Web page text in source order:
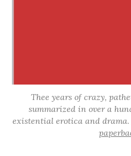
Thee years of crazy,
summarized in over a
existential erotica and drama.